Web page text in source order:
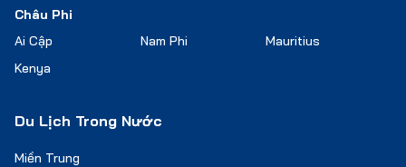
Châu Phi
Ai Cập
Nam Phi
Mauritius
Kenya
Du Lịch Trong Nước
Miền Trung